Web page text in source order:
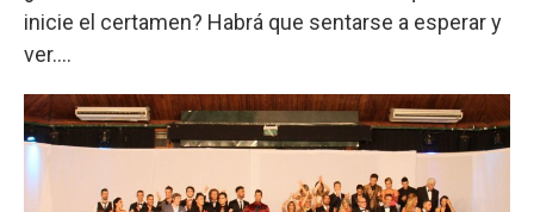
inicie el certamen? Habrá que sentarse a esperar y
ver....